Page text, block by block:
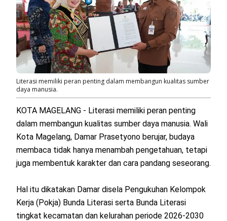
Literasi memiliki peran penting dalam membangun kualitas sumber
daya manusia.
KOTA MAGELANG - Literasi memiliki peran penting
dalam membangun kualitas sumber daya manusia. Wali
Kota Magelang, Damar Prasetyono berujar, budaya
membaca tidak hanya menambah pengetahuan, tetapi
juga membentuk karakter dan cara pandang seseorang.
Hal itu dikatakan Damar disela Pengukuhan Kelompok
Kerja (Pokja) Bunda Literasi serta Bunda Literasi
tingkat kecamatan dan kelurahan periode 2026-2030